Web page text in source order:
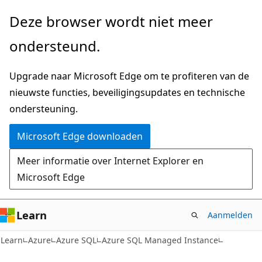
Naar
gaan
Deze browser wordt niet meer
ondersteund.
Upgrade naar Microsoft Edge om te profiteren van de
nieuwste functies, beveiligingsupdates en technische
ondersteuning.
Microsoft Edge downloaden
Meer informatie over Internet Explorer en
Microsoft Edge
Learn Aanmelden
Learn Azure Azure SQL Azure SQL Managed Instance